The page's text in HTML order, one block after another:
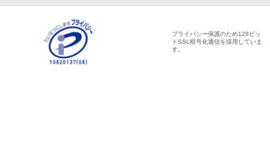
プライバシー保護のため128ビッ
トSSL暗号化通信を採用していま
す。